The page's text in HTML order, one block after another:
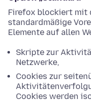
Firefox blockiert mit
standardmäßige
Elemente auf allen
Skripte zur
Netzwerke,
Cookies zur
Cookies werden